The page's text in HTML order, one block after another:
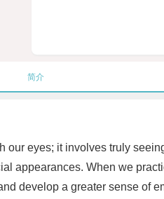
简介
our eyes; it involves truly
appearances. When we
develop a greater sense of